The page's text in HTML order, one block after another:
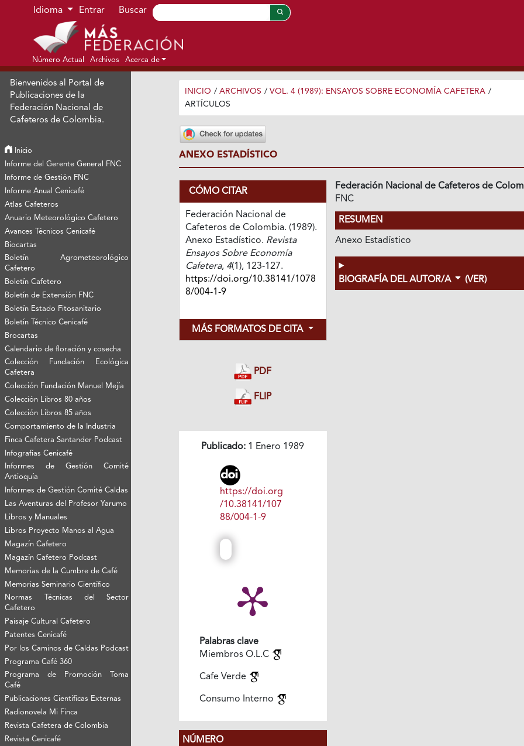
Ir al menú de navegación principal
Ir al contenido principal
Ir al pie de página del sitio
Idioma Entrar Buscar
Número Actual Archivos Acerca de
Bienvenidos al Portal de
Publicaciones de la
Federación Nacional de
Cafeteros de Colombia.
Inicio
Informe del Gerente General FNC
Informe de Gestión FNC
Informe Anual Cenicafé
Atlas Cafeteros
Anuario Meteorológico Cafetero
Avances Técnicos Cenicafé
Biocartas
Boletín Agrometeorológico
Cafetero
Boletín Cafetero
Boletín de Extensión FNC
Boletín Estado Fitosanitario
Boletín Técnico Cenicafé
Brocartas
Calendario de floración y cosecha
Colección Fundación Ecológica
Cafetera
Colección Fundación Manuel Mejía
Colección Libros 80 años
Colección Libros 85 años
Comportamiento de la Industria
Finca Cafetera Santander Podcast
Infografías Cenicafé
Informes de Gestión Comité
Antioquía
Informes de Gestión Comité Caldas
Las Aventuras del Profesor Yarumo
Libros y Manuales
Libros Proyecto Manos al Agua
Magazín Cafetero
Magazín Cafetero Podcast
Memorias de la Cumbre de Café
Memorias Seminario Científico
Normas Técnicas del Sector
Cafetero
Paisaje Cultural Cafetero
Patentes Cenicafé
Por los Caminos de Caldas Podcast
Programa Café 360
Programa de Promoción Toma
Café
Publicaciones Científicas Externas
Radionovela Mi Finca
Revista Cafetera de Colombia
Revista Cenicafé
INICIO / ARCHIVOS / VOL. 4 (1989): ENSAYOS SOBRE ECONOMÍA CAFETERA /
ARTÍCULOS
ANEXO ESTADÍSTICO
CÓMO CITAR
Federación Nacional de
Cafeteros de Colombia. (1989).
Anexo Estadístico. Revista
Ensayos Sobre Economía
Cafetera, 4(1), 123-127.
https://doi.org/10.38141/1078
8/004-1-9
MÁS FORMATOS DE CITA
PDF
FLIP
Publicado: 1 Enero 1989
https://doi.org
/10.38141/107
88/004-1-9
Palabras clave
Miembros O.L.C
Cafe Verde
Consumo Interno
NÚMERO
Federación Nacional de Cafeteros de
FNC
RESUMEN
Anexo Estadístico
BIOGRAFÍA DEL AUTOR/A (VER)